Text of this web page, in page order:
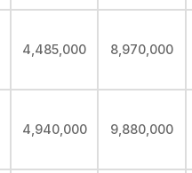
4,485,000 8,970,000
4,940,000 9,880,000